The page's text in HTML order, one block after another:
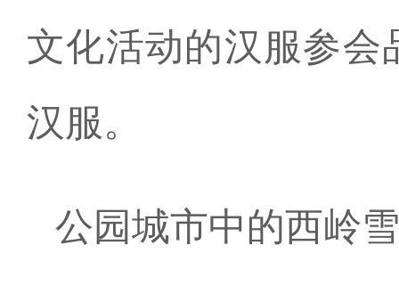
文化活动的汉服参会
汉服。
公园城市中的西岭